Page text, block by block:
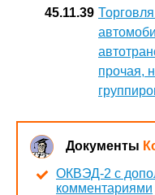
45.11.39
прочая,
Документы
ОКВЭД-2 с
комментариями